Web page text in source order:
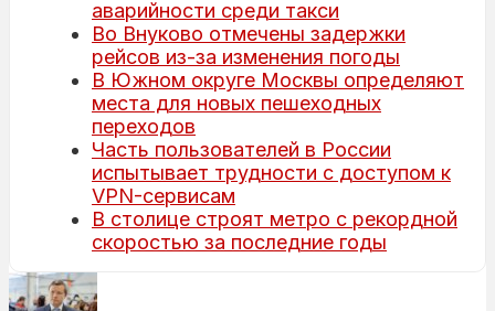
аварийности среди такси
Во Внуково отмечены задержки
рейсов из-за изменения погоды
В Южном округе Москвы определяют
места для новых пешеходных
переходов
Часть пользователей в России
испытывает трудности с доступом к
VPN-сервисам
В столице строят метро с рекордной
скоростью за последние годы